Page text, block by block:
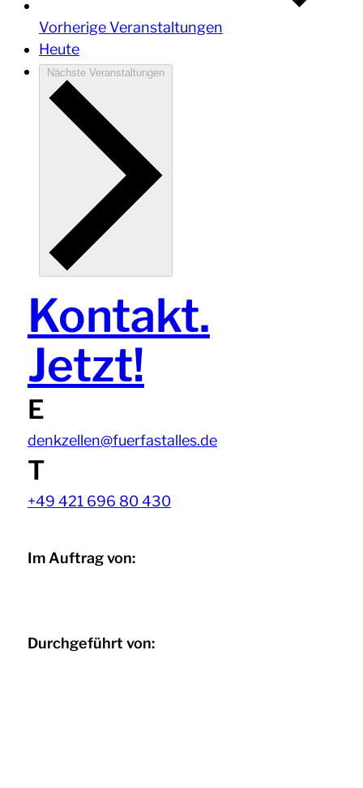
Vorherige Veranstaltungen
Heute
Nächste Veranstaltungen
Kontakt.
Jetzt!
E
denkzellen@fuerfastalles.de
T
+49 421 696 80 430
Im Auftrag von:
Durchgeführt von: